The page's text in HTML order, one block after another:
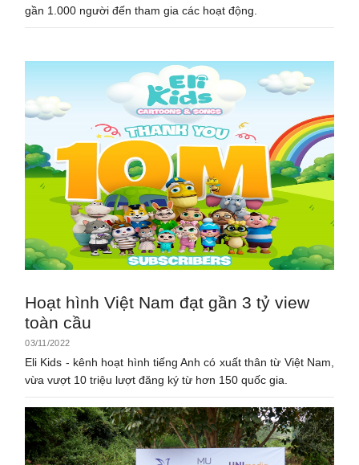
gần 1.000 người đến tham gia các hoạt động.
Hoạt hình Việt Nam đạt gần 3 tỷ view
toàn cầu
03/11/2022
Eli Kids - kênh hoạt hình tiếng Anh có xuất thân từ Việt Nam,
vừa vượt 10 triệu lượt đăng ký từ hơn 150 quốc gia.